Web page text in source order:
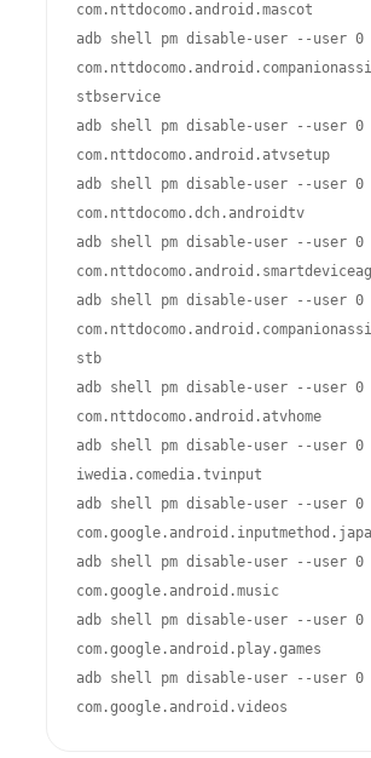
com.nttdocomo.android.mascot
adb shell pm disable-user --user 0
stbservice
adb shell pm disable-user --user 0
com.nttdocomo.android.atvsetup
adb shell pm disable-user --user 0
com.nttdocomo.dch.androidtv
adb shell pm disable-user --user 0
adb shell pm disable-user --user 0
stb
adb shell pm disable-user --user 0
com.nttdocomo.android.atvhome
adb shell pm disable-user --user 0
iwedia.comedia.tvinput
adb shell pm disable-user --user 0
adb shell pm disable-user --user 0
com.google.android.music
adb shell pm disable-user --user 0
com.google.android.play.games
adb shell pm disable-user --user 0
com.google.android.videos